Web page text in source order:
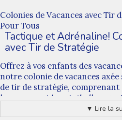
Colonies de Vacances avec Tir
Pour Tous
Tactique et Adrénaline!
avec Tir de Stratégie
Offrez à vos enfants des
notre colonie de vacances
de tir de stratégie, comprenant
lasergame et le paintball,
▼ Lire la